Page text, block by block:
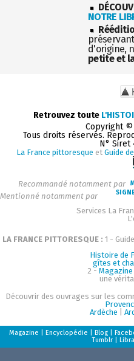
NOTRE
d'origine,
petite et
Retrouvez toute
Copyright ©
Tous droits réservés.
N° Siret
La France pittoresque et Guide
Recommandé notamment par
Mentionné notamment par
Services La
LA FRANCE PITTORESQUE : 1 -
Histoire de
gîtes et
2 -
une
Découvrir des ouvrages sur les
Ardèche |
Magazine |Encyclopédie |Blog |
Tumblr |